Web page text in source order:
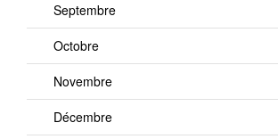
Septembre
Octobre
Novembre
Décembre